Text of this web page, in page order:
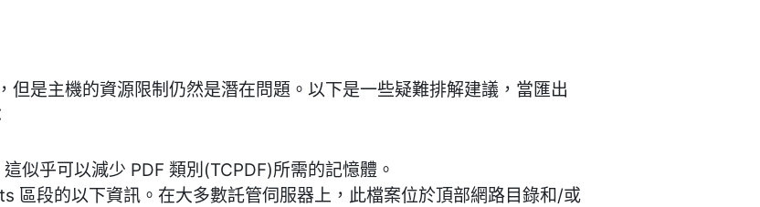
但是主機的資源限制仍然是潛在問題。以下是一些疑難排解建議，當匯出
似乎可以減少 PDF 類別(TCPDF)所需的記憶體。
區段的以下資訊。在大多數託管伺服器上，此檔案位於頂部網路目錄和/或